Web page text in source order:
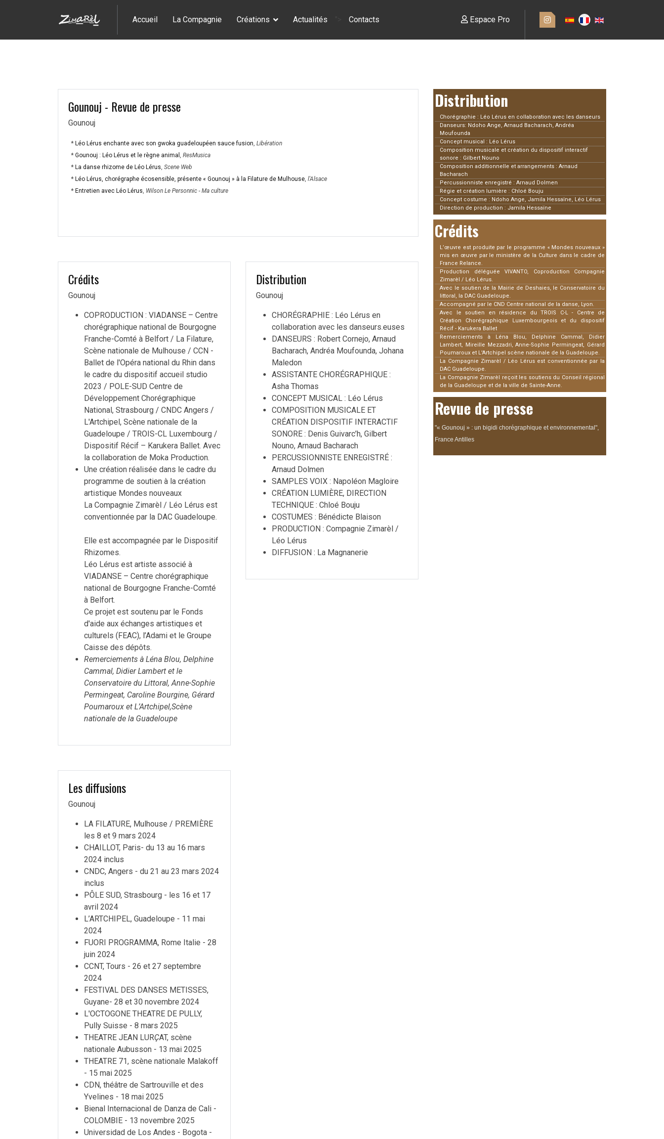
Accueil La Compagnie Créations Actualités Contacts Espace Pro
Gounouj - Revue de presse
Gounouj
* Léo Lérus enchante avec son gwoka guadeloupéen sauce fusion, Libération
* Gounouj : Léo Lérus et le règne animal , ResMusica
* La danse rhizome de Léo Lérus, Scene Web
* Léo Lérus, chorégraphe écosensible, présente « Gounouj » à la Filature de Mulhouse, l'Alsace
* Entretien avec Léo Lérus, Wilson Le Personnic - Ma culture
Crédits
Gounouj
COPRODUCTION : VIADANSE – Centre
chorégraphique national de Bourgogne
Franche-Comté à Belfort / La Filature,
Scène nationale de Mulhouse / CCN -
Ballet de l'Opéra national du Rhin dans
le cadre du dispositif accueil studio
2023 / POLE-SUD Centre de
Développement Chorégraphique
National, Strasbourg / CNDC Angers /
L'Artchipel, Scène nationale de la
Guadeloupe / TROIS-CL Luxembourg /
Dispositif Récif – Karukera Ballet. Avec
la collaboration de Moka Production.
Une création réalisée dans le cadre du
programme de soutien à la création
artistique Mondes nouveaux
La Compagnie Zimarèl / Léo Lérus est
conventionnée par la DAC Guadeloupe.
Elle est accompagnée par le Dispositif
Rhizomes.
Léo Lérus est artiste associé à
VIADANSE – Centre chorégraphique
national de Bourgogne Franche-Comté
à Belfort.
Ce projet est soutenu par le Fonds
d'aide aux échanges artistiques et
culturels (FEAC), l’Adami et le Groupe
Caisse des dépôts.
Remerciements à Léna Blou, Delphine
Cammal, Didier Lambert et le
Conservatoire du Littoral, Anne-Sophie
Permingeat, Caroline Bourgine, Gérard
Poumaroux et L’Artchipel,Scène
nationale de la Guadeloupe
Distribution
Gounouj
CHORÉGRAPHIE : Léo Lérus en
collaboration avec les danseurs.euses
DANSEURS : Robert Cornejo, Arnaud
Bacharach, Andréa Moufounda, Johana
Maledon
ASSISTANTE CHORÉGRAPHIQUE :
Asha Thomas
CONCEPT MUSICAL : Léo Lérus
COMPOSITION MUSICALE ET
CRÉATION DISPOSITIF INTERACTIF
SONORE : Denis Guivarc’h, Gilbert
Nouno, Arnaud Bacharach
PERCUSSIONNISTE ENREGISTRÉ :
Arnaud Dolmen
SAMPLES VOIX : Napoléon Magloire
CRÉATION LUMIÈRE, DIRECTION
TECHNIQUE : Chloé Bouju
COSTUMES : Bénédicte Blaison
PRODUCTION : Compagnie Zimarèl /
Léo Lérus
DIFFUSION : La Magnanerie
Les diffusions
Gounouj
LA FILATURE, Mulhouse / PREMIÈRE
les 8 et 9 mars 2024
CHAILLOT, Paris- du 13 au 16 mars
2024 inclus
CNDC, Angers - du 21 au 23 mars 2024
inclus
PÔLE SUD, Strasbourg - les 16 et 17
avril 2024
L’ARTCHIPEL, Guadeloupe - 11 mai
2024
FUORI PROGRAMMA, Rome Italie - 28
juin 2024
CCNT, Tours - 26 et 27 septembre
2024
FESTIVAL DES DANSES METISSES,
Guyane- 28 et 30 novembre 2024
L'OCTOGONE THEATRE DE PULLY,
Pully Suisse - 8 mars 2025
THEATRE JEAN LURÇAT, scène
nationale Aubusson - 13 mai 2025
THEATRE 71, scène nationale Malakoff
- 15 mai 2025
CDN, théâtre de Sartrouville et des
Yvelines - 18 mai 2025
Bienal Internacional de Danza de Cali -
COLOMBIE - 13 novembre 2025
Universidad de Los Andes - Bogota -
Distribution
Chorégraphie : Léo Lérus en collaboration avec les danseurs
Danseurs: Ndoho Ange, Arnaud Bacharach, Andréa
Moufounda
Concept musical : Léo Lérus
Composition musicale et création du dispositif interactif
sonore : Gilbert Nouno
Composition additionnelle et arrangements : Arnaud
Bacharach
Percussionniste enregistré : Arnaud Dolmen
Régie et création lumière : Chloé Bouju
Concept costume : Ndoho Ange, Jamila Hessaïne, Léo Lérus
Direction de production : Jamila Hessaïne
Crédits
L’œuvre est produite par le programme « Mondes nouveaux »
mis en œuvre par le ministère de la Culture dans le cadre de
France Relance.
Production déléguée VIVANTO, Coproduction Compagnie
Zimarèl / Léo Lérus.
Avec le soutien de la Mairie de Deshaies, le Conservatoire du
littoral, la DAC Guadeloupe.
Accompagné par le CND Centre national de la danse, Lyon.
Avec le soutien en résidence du TROIS C-L - Centre de
Création Chorégraphique Luxembourgeois et du dispositif
Récif - Karukera Ballet
Remerciements à Léna Blou, Delphine Cammal, Didier
Lambert, Mireille Mezzadri, Anne-Sophie Permingeat, Gérard
Poumaroux et L'Artchipel scène nationale de la Guadeloupe.
La Compagnie Zimarèl / Léo Lérus est conventionnée par la
DAC Guadeloupe.
La Compagnie Zimarèl reçoit les soutiens du Conseil régional
de la Guadeloupe et de la ville de Sainte-Anne.
Revue de presse
"« Gounouj » : un bigidi chorégraphique et environnemental",
France Antilles